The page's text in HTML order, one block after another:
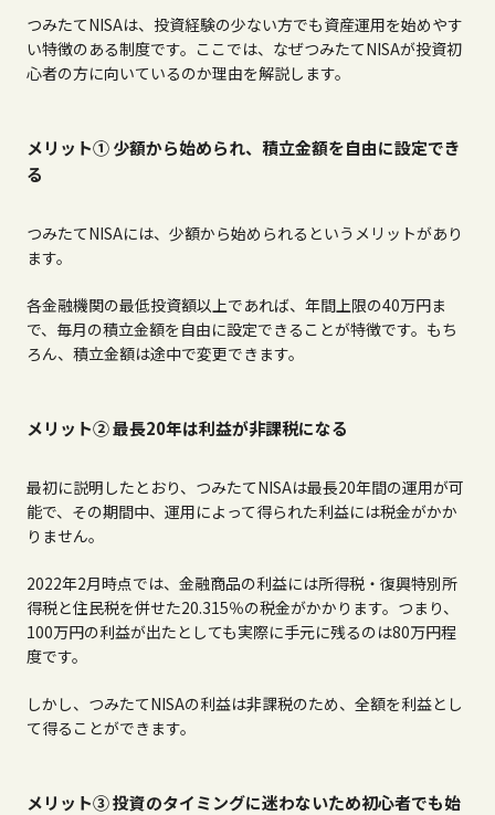
つみたてNISAは、投資経験の少ない方でも資産運用を始めやす
い特徴のある制度です。ここでは、なぜつみたてNISAが投資初
心者の方に向いているのか理由を解説します。
メリット① 少額から始められ、積立金額を自由に設定でき
る
つみたてNISAには、少額から始められるというメリットがあり
ます。
各金融機関の最低投資額以上であれば、年間上限の40万円ま
で、毎月の積立金額を自由に設定できることが特徴です。もち
ろん、積立金額は途中で変更できます。
メリット② 最長20年は利益が非課税になる
最初に説明したとおり、つみたてNISAは最長20年間の運用が可
能で、その期間中、運用によって得られた利益には税金がかか
りません。
2022年2月時点では、金融商品の利益には所得税・復興特別所
得税と住民税を併せた20.315％の税金がかかります。つまり、
100万円の利益が出たとしても実際に手元に残るのは80万円程
度です。
しかし、つみたてNISAの利益は非課税のため、全額を利益とし
て得ることができます。
メリット③ 投資のタイミングに迷わないため初心者でも始